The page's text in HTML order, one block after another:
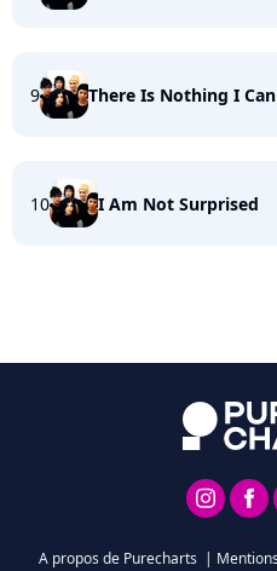
9 There Is Nothing I
10 I Am Not Surprised
A propos de Purecharts |